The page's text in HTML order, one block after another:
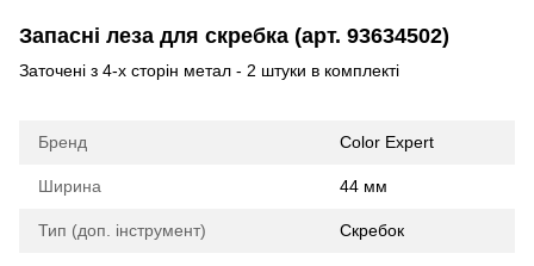
Запасні леза для скребка (арт. 93634502)
Заточені з 4-х сторін метал - 2 штуки в комплекті
Бренд Color Expert
Ширина 44 мм
Тип (доп. інструмент) Скребок